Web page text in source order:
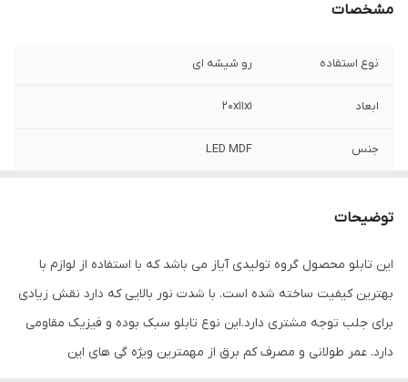
مشخصات
نوع استفاده رو شیشه ای
ابعاد 20x11x1
جنس LED MDF
توضیحات
این تابلو محصول گروه تولیدی آیاز می باشد که با استفاده از لوازم با
بهترین کیفیت ساخته شده است. با شدت نور بالایی که دارد نقش زیادی
برای جلب توجه مشتری دارد.این نوع تابلو سبک بوده و فیزیک مقاومی
دارد. عمر طولانی و مصرف کم برق از مهمترین ویژه گی های این